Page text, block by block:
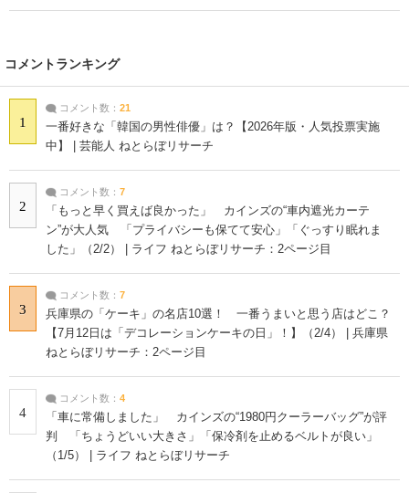
コメントランキング
1
コメント数： 21
一番好きな「韓国の男性俳優」は？【2026年版・人気投票実施
中】 | 芸能人 ねとらぼリサーチ
2
コメント数： 7
「もっと早く買えば良かった」 カインズの“車内遮光カーテ
ン”が大人気 「プライバシーも保てて安心」「ぐっすり眠れま
した」（2/2） | ライフ ねとらぼリサーチ：2ページ目
3
コメント数： 7
兵庫県の「ケーキ」の名店10選！ 一番うまいと思う店はどこ？
【7月12日は「デコレーションケーキの日」！】（2/4） | 兵庫県
ねとらぼリサーチ：2ページ目
4
コメント数： 4
「車に常備しました」 カインズの“1980円クーラーバッグ”が評
判 「ちょうどいい大きさ」「保冷剤を止めるベルトが良い」
（1/5） | ライフ ねとらぼリサーチ